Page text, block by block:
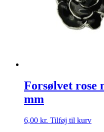
Forsølvet rose
mm
6,00 kr. Tilføj til kurv